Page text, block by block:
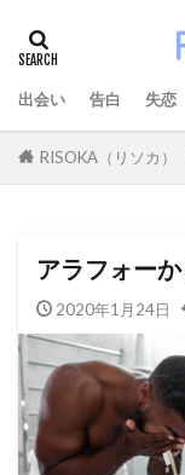
出会い 告白 失恋
RISOKA（リソカ）
アラフォー
2020年1月24日